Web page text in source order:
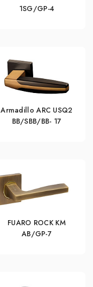
1SG/GP-4
Armadillo ARC USQ2
BB/SBB/BB- 17
FUARO ROCK KM
AB/GP-7